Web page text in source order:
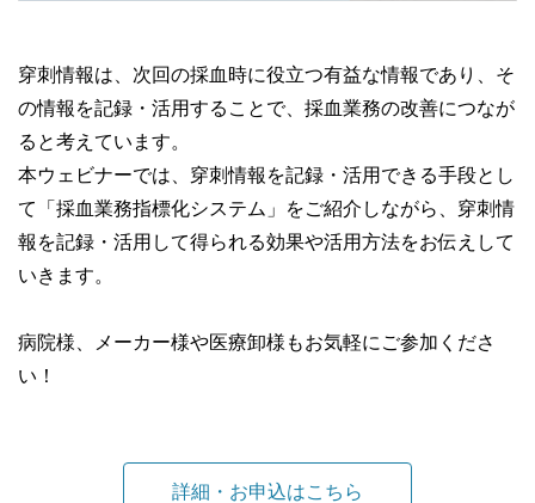
穿刺情報は、次回の採血時に役立つ有益な情報であり、そ
の情報を記録・活用することで、採血業務の改善につなが
ると考えています。
本ウェビナーでは、穿刺情報を記録・活用できる手段とし
て「採血業務指標化システム」をご紹介しながら、穿刺情
報を記録・活用して得られる効果や活用方法をお伝えして
いきます。
病院様、メーカー様や医療卸様もお気軽にご参加くださ
い！
詳細・お申込はこちら